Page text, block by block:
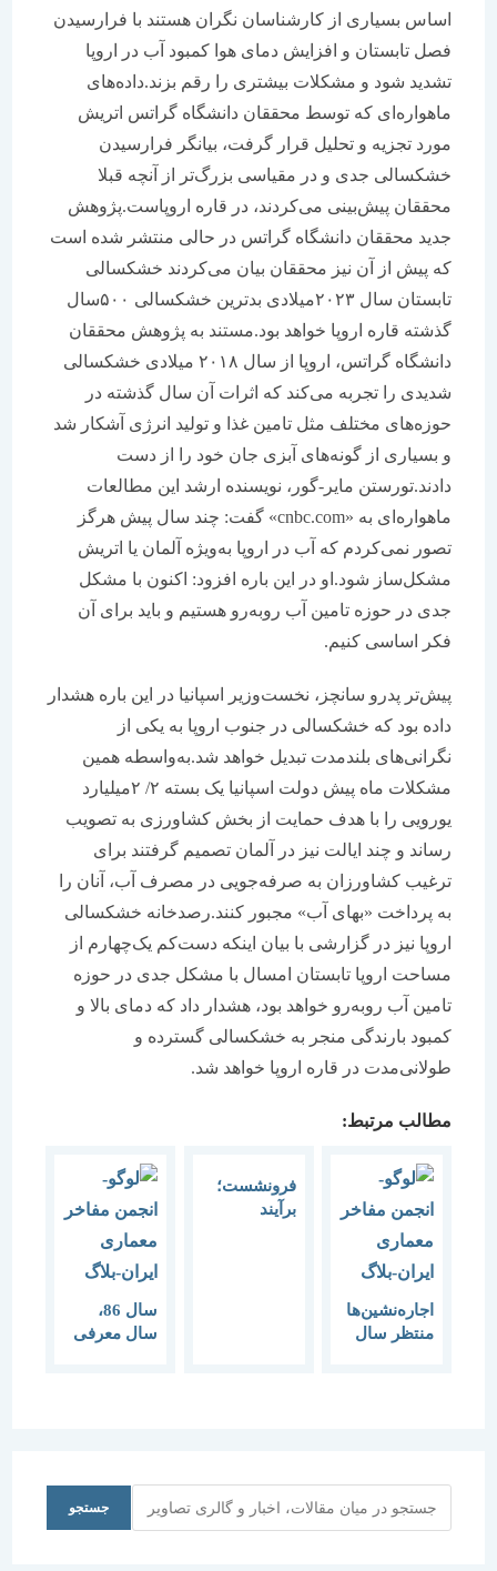
اساس بسیاری از کارشناسان نگران هستند با فرارسیدن
فصل تابستان و افزایش دمای هوا کمبود آب در اروپا
تشدید شود و مشکلات بیشتری را رقم بزند.داده‌‌‌های
ماهواره‌‌‌ای که توسط محققان دانشگاه گراتس اتریش
مورد تجزیه و تحلیل قرار گرفت، بیانگر فرارسیدن
خشکسالی جدی و در مقیاسی بزرگ‌تر از آنچه قبلا
محققان پیش‌بینی می‌‌‌کردند، در قاره اروپاست.پژوهش
جدید محققان دانشگاه گراتس در حالی منتشر شده است
که پیش از آن نیز محققان بیان می‌‌‌کردند خشکسالی
تابستان سال ۲۰۲۳میلادی بدترین خشکسالی ۵۰۰سال
گذشته قاره اروپا خواهد بود.مستند به پژوهش محققان
دانشگاه گراتس، اروپا از سال ۲۰۱۸ میلادی خشکسالی
شدیدی را تجربه می‌کند که اثرات آن سال گذشته در
حوزه‌‌‌های مختلف مثل تامین غذا و تولید انرژی آشکار شد
و بسیاری از گونه‌‌‌های آبزی جان خود را از دست
دادند.تورستن مایر-گور، نویسنده ارشد این مطالعات
ماهواره‌‌‌ای به «cnbc.com» گفت: چند سال پیش هرگز
تصور نمی‌‌‌کردم که آب در اروپا به‌ویژه آلمان یا اتریش
مشکل‌ساز شود.او در این باره افزود: اکنون با مشکل
جدی در حوزه تامین آب روبه‌رو هستیم و باید برای آن
فکر اساسی کنیم.
پیش‌تر پدرو سانچز، نخست‌وزیر اسپانیا در این باره هشدار
داده بود که خشکسالی در جنوب اروپا به یکی از
نگرانی‌های بلندمدت تبدیل خواهد شد.به‌واسطه همین
مشکلات ماه پیش دولت اسپانیا یک بسته ۲/ ۲میلیارد
یورویی را با هدف حمایت از بخش کشاورزی به تصویب
رساند و چند ایالت نیز در آلمان تصمیم گرفتند برای
ترغیب کشاورزان به صرفه‌‌‌جویی در مصرف آب، آنان را
به پرداخت «بهای آب» مجبور کنند.رصدخانه خشکسالی
اروپا نیز در گزارشی با بیان اینکه دست‌کم یک‌چهارم از
مساحت اروپا تابستان امسال با مشکل جدی در حوزه
تامین آب روبه‌رو خواهد بود، هشدار داد که دمای بالا و
کمبود بارندگی منجر به خشکسالی گسترده و
طولانی‌مدت در قاره اروپا خواهد شد.
مطالب مرتبط:
اجاره‌نشین‌ها
منتظر سال
فرونشست؛
سال 86،
سال معرفی
جستجو